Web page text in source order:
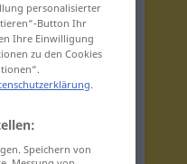
personalisierter
Button Ihr
Ihre Einwilligung
zu den Cookies
.
Speichern von